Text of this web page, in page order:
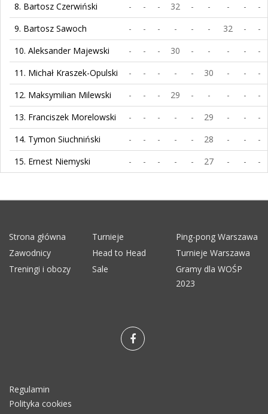
8. Bartosz Czerwiński
- - - 32 - - - -
-
9. Bartosz Sawoch
- - - - - - 32 -
-
10. Aleksander Majewski
- - - 30 - - - -
-
11. Michał Kraszek-Opulski
- - - - - 30 - -
-
12. Maksymilian Milewski
- - - 29 - - - -
-
13. Franciszek Morelowski
- - - - - 29 - -
-
14. Tymon Siuchniński
- - - - - 28 - -
-
15. Ernest Niemyski
- - - - - 27 - - -
Strona główna Turnieje
Ping-pong Warszawa
Zawodnicy
Head to Head
Turnieje Warszawa
Treningi i obozy
Sale
Gramy dla WOŚP
2023
Regulamin
Polityka cookies